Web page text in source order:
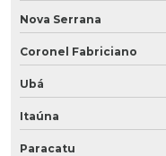
Nova Serrana
Coronel Fabriciano
Ubá
Itaúna
Paracatu